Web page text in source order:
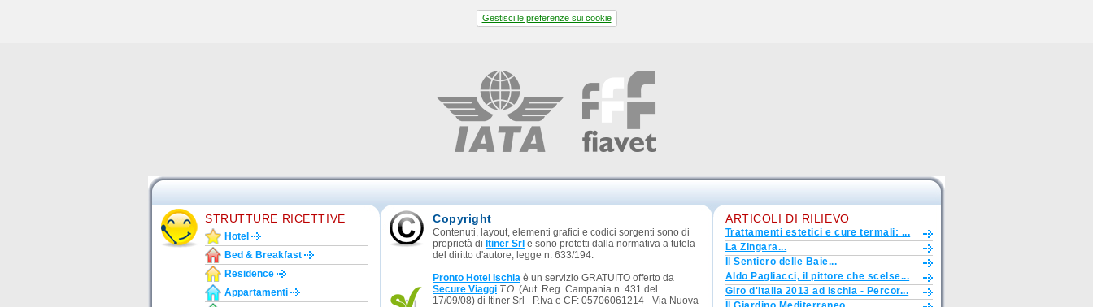
Gestisci le preferenze sui cookie
STRUTTURE RICETTIVE
Hotel
Bed & Breakfast
Residence
Appartamenti
Copyright
Contenuti, layout, elementi grafici e codici sorgenti sono di
proprietà di Itiner Srl e sono protetti dalla normativa a tutela
del diritto d'autore, legge n. 633/194.
Pronto Hotel Ischia è un servizio GRATUITO offerto da
Secure Viaggi T.O. (Aut. Reg. Campania n. 431 del
17/09/08) di Itiner Srl - P.Iva e CF: 05706061214 - Via Nuova
ARTICOLI DI RILIEVO
Trattamenti estetici e cure termali: ...
La Zingara...
Il Sentiero delle Baie...
Aldo Pagliacci, il pittore che scelse...
Giro d'Italia 2013 ad Ischia - Percor...